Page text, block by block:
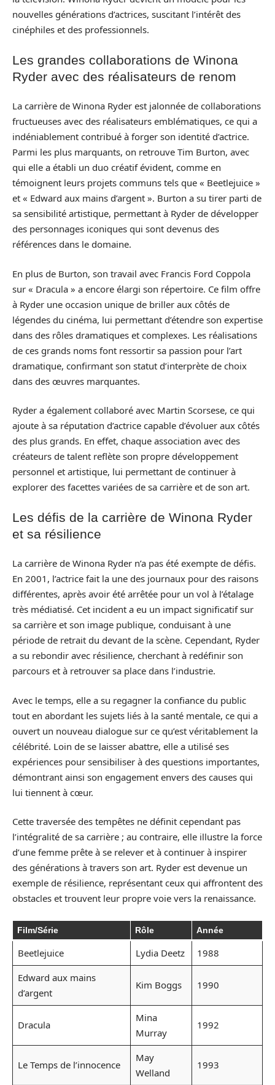
nouvelles générations d’actrices, suscitant l’intérêt des
cinéphiles et des professionnels.
Les grandes collaborations de Winona
Ryder avec des réalisateurs de renom
La carrière de Winona Ryder est jalonnée de collaborations
fructueuses avec des réalisateurs emblématiques, ce qui a
indéniablement contribué à forger son identité d’actrice.
Parmi les plus marquants, on retrouve Tim Burton, avec
qui elle a établi un duo créatif évident, comme en
témoignent leurs projets communs tels que « Beetlejuice »
et « Edward aux mains d’argent ». Burton a su tirer parti de
sa sensibilité artistique, permettant à Ryder de développer
des personnages iconiques qui sont devenus des
références dans le domaine.
En plus de Burton, son travail avec Francis Ford Coppola
sur « Dracula » a encore élargi son répertoire. Ce film offre
à Ryder une occasion unique de briller aux côtés de
légendes du cinéma, lui permettant d’étendre son expertise
dans des rôles dramatiques et complexes. Les réalisations
de ces grands noms font ressortir sa passion pour l’art
dramatique, confirmant son statut d’interprète de choix
dans des œuvres marquantes.
Ryder a également collaboré avec Martin Scorsese, ce qui
ajoute à sa réputation d’actrice capable d’évoluer aux côtés
des plus grands. En effet, chaque association avec des
créateurs de talent reflète son propre développement
personnel et artistique, lui permettant de continuer à
explorer des facettes variées de sa carrière et de son art.
Les défis de la carrière de Winona Ryder
et sa résilience
La carrière de Winona Ryder n’a pas été exempte de défis.
En 2001, l’actrice fait la une des journaux pour des raisons
différentes, après avoir été arrêtée pour un vol à l’étalage
très médiatisé. Cet incident a eu un impact significatif sur
sa carrière et son image publique, conduisant à une
période de retrait du devant de la scène. Cependant, Ryder
a su rebondir avec résilience, cherchant à redéfinir son
parcours et à retrouver sa place dans l’industrie.
Avec le temps, elle a su regagner la confiance du public
tout en abordant les sujets liés à la santé mentale, ce qui a
ouvert un nouveau dialogue sur ce qu’est véritablement la
célébrité. Loin de se laisser abattre, elle a utilisé ses
expériences pour sensibiliser à des questions importantes,
démontrant ainsi son engagement envers des causes qui
lui tiennent à cœur.
Cette traversée des tempêtes ne définit cependant pas
l’intégralité de sa carrière ; au contraire, elle illustre la force
d’une femme prête à se relever et à continuer à inspirer
des générations à travers son art. Ryder est devenue un
exemple de résilience, représentant ceux qui affrontent des
obstacles et trouvent leur propre voie vers la renaissance.
Film/Série Rôle Année
Beetlejuice Lydia Deetz
1988
Edward aux mains
d’argent
Kim Boggs 1990
Dracula
Mina
Murray
1992
Le Temps de l’innocence
May
Welland
1993